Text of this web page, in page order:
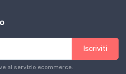
Iscriviti
al servizio ecommerce.